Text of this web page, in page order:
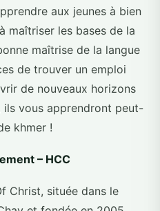
aux jeunes à bien
maîtriser les bases de la
maîtrise de la langue
de trouver un emploi
de nouveaux horizons
ils vous apprendront peut-
khmer !
– HCC
Christ, située dans le